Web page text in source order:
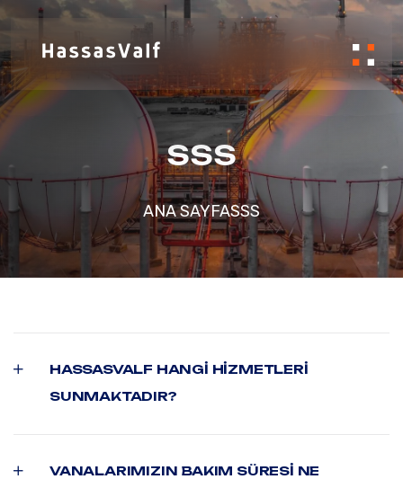
SSS
ANA SAYFASSS
HASSASVALF HANGI HIZMETLERI
SUNMAKTADIR?
VANALARIMIZIN BAKIM SÜRESI NE